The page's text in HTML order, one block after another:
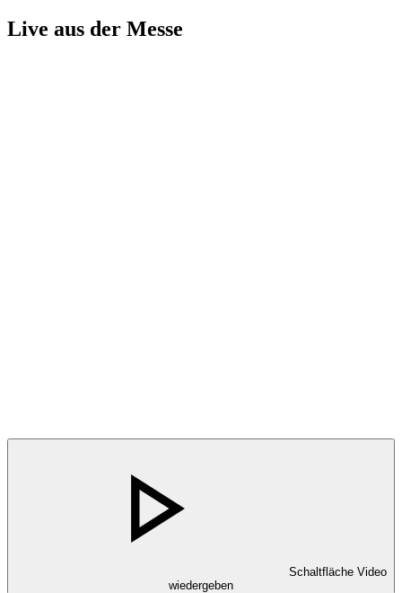
Live aus der Messe
Schaltfläche Video
wiedergeben